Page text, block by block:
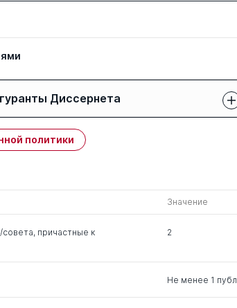
Диссернета
Защиты членов РК:
свои
чужие
0 1
политики
Значение
причастные к
2
Не менее 1 публ